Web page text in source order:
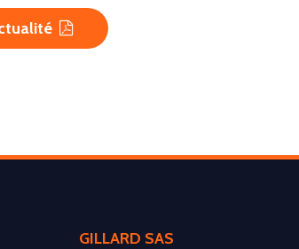
GILLARD SAS